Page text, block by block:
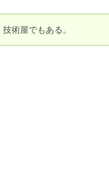
術屋でもある。